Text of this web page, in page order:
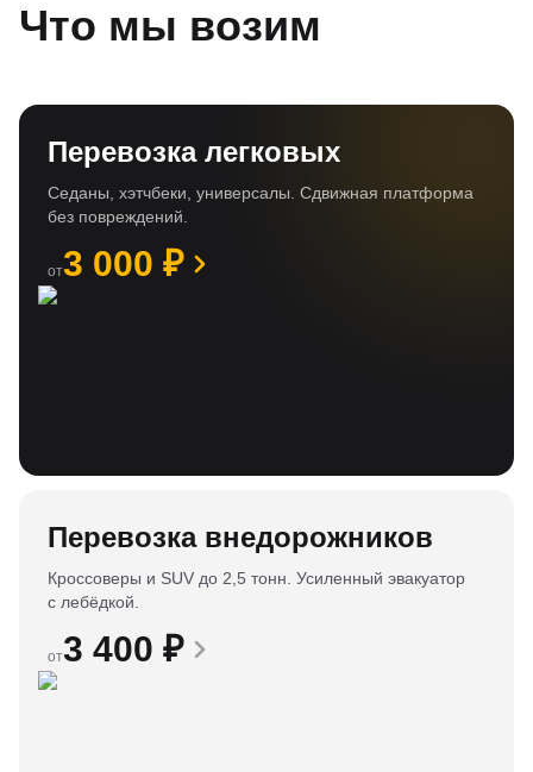
Что мы возим
Перевозка легковых
Седаны, хэтчбеки, универсалы. Сдвижная платформа
без повреждений.
от3 000 ₽
Перевозка внедорожников
Кроссоверы и SUV до 2,5 тонн. Усиленный эвакуатор
с лебёдкой.
от3 400 ₽